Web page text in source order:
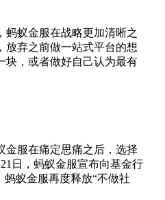
蚂蚁金服在战略更加清晰之
放弃之前做一站式平台的想
块，或者做好自己认为最有
服在痛定思痛之后，选择
日，蚂蚁金服宣布向基金行
蚂蚁金服再度释放“不做社